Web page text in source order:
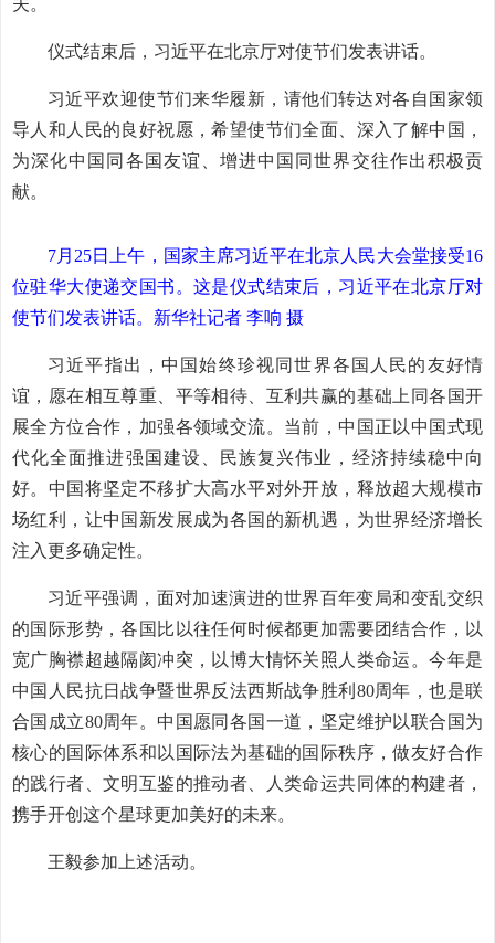
夫。
仪式结束后，习近平在北京厅对使节们发表讲话。
习近平欢迎使节们来华履新，请他们转达对各自国家领
导人和人民的良好祝愿，希望使节们全面、深入了解中国，
为深化中国同各国友谊、增进中国同世界交往作出积极贡
献。
7月25日上午，国家主席习近平在北京人民大会堂接受16
位驻华大使递交国书。这是仪式结束后，习近平在北京厅对
使节们发表讲话。新华社记者 李响 摄
习近平指出，中国始终珍视同世界各国人民的友好情
谊，愿在相互尊重、平等相待、互利共赢的基础上同各国开
展全方位合作，加强各领域交流。当前，中国正以中国式现
代化全面推进强国建设、民族复兴伟业，经济持续稳中向
好。中国将坚定不移扩大高水平对外开放，释放超大规模市
场红利，让中国新发展成为各国的新机遇，为世界经济增长
注入更多确定性。
习近平强调，面对加速演进的世界百年变局和变乱交织
的国际形势，各国比以往任何时候都更加需要团结合作，以
宽广胸襟超越隔阂冲突，以博大情怀关照人类命运。今年是
中国人民抗日战争暨世界反法西斯战争胜利80周年，也是联
合国成立80周年。中国愿同各国一道，坚定维护以联合国为
核心的国际体系和以国际法为基础的国际秩序，做友好合作
的践行者、文明互鉴的推动者、人类命运共同体的构建者，
携手开创这个星球更加美好的未来。
王毅参加上述活动。